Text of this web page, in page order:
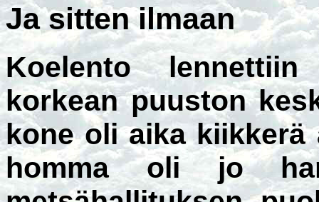
Ja sitten ilmaan
Koelento
korkean puuston
kone oli aika kiikkerä
homma oli jo